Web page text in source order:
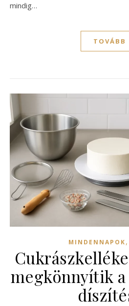
mindig…
TOVÁBB
MINDENNAPOK,
megkönnyítik a